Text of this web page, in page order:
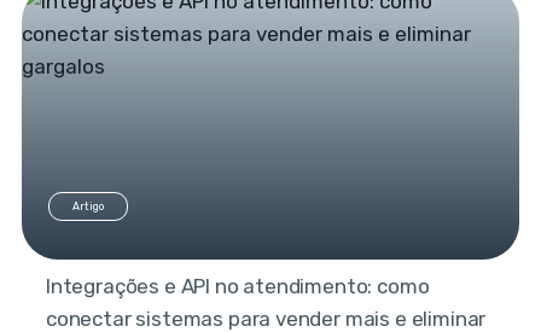
Artigo
Integrações e API no atendimento: como
conectar sistemas para vender mais e eliminar